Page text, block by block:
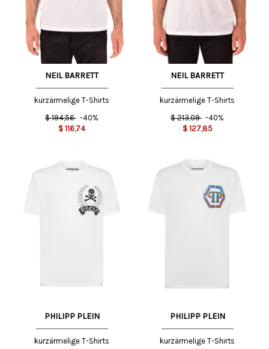
NEIL BARRETT
kurzärmelige T-Shirts
$ 194,56 -40%
$ 116,74
NEIL BARRETT
kurzärmelige T-Shirts
$ 213,09 -40%
$ 127,85
PHILIPP PLEIN
kurzärmelige T-Shirts
PHILIPP PLEIN
kurzärmelige T-Shirts